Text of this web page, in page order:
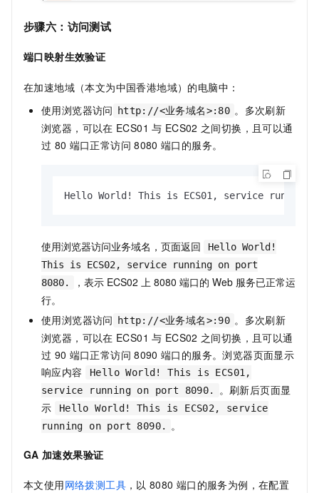
步骤六：访问测试
端口映射生效验证
在加速地域（本文为中国香港地域）的电脑中：
使用浏览器访问 http://<业务域名>:80 。多次刷新
浏览器，可以在 ECS01 与 ECS02 之间切换，且可以通
过 80 端口正常访问 8080 端口的服务。
Hello World! This is ECS01, service running
使用浏览器访问业务域名，页面返回
Hello World!
This is ECS02, service running on port
8080.
，表示 ECS02 上 8080 端口的 Web 服务已正常运
行。
使用浏览器访问 http://<业务域名>:90 。多次刷新
浏览器，可以在 ECS01 与 ECS02 之间切换，且可以通
过 90 端口正常访问 8090 端口的服务。浏览器页面显示
响应内容
Hello World! This is ECS01,
service running on port 8090.
。刷新后页面显
示
Hello World! This is ECS02, service
running on port 8090.
。
GA 加速效果验证
本文使用网络拨测工具 ，以 8080 端口的服务为例，在配置